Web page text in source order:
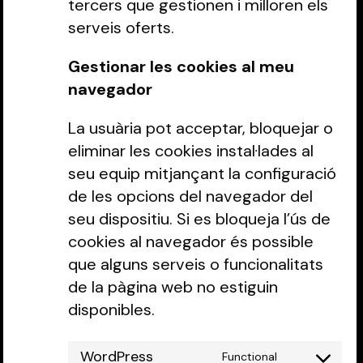
tercers que gestionen i milloren els
serveis oferts.
Gestionar les cookies al meu
navegador
La usuària pot acceptar, bloquejar o
eliminar les cookies instal·lades al
seu equip mitjançant la configuració
de les opcions del navegador del
seu dispositiu. Si es bloqueja l’ús de
cookies al navegador és possible
que alguns serveis o funcionalitats
de la pàgina web no estiguin
disponibles.
WordPress Functional